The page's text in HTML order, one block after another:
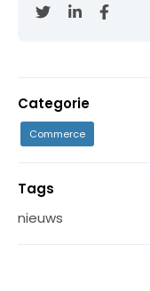
Categorie
Commerce
Tags
nieuws